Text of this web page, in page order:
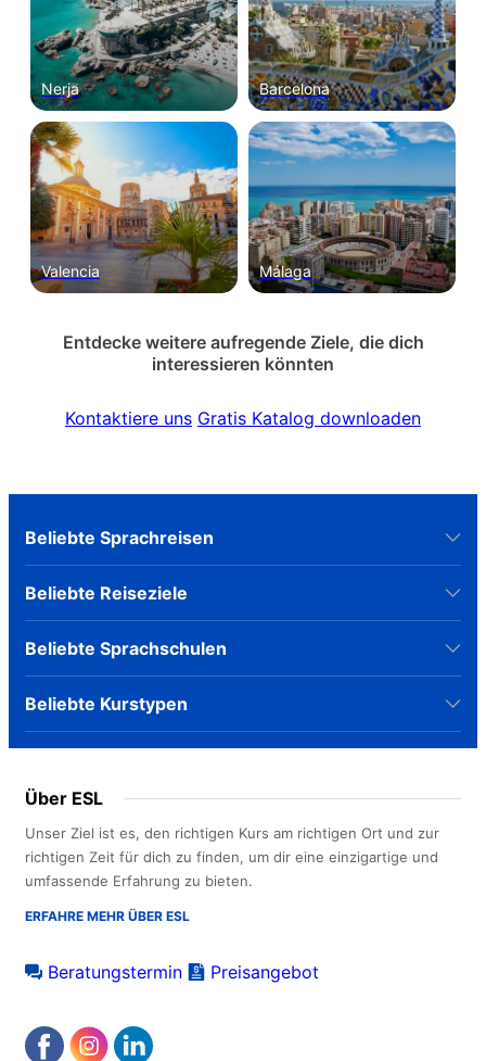
Nerja Barcelona
Valencia Málaga
Entdecke weitere aufregende Ziele, die dich
interessieren könnten
Kontaktiere uns Gratis Katalog downloaden
Beliebte Sprachreisen
Beliebte Reiseziele
Beliebte Sprachschulen
Beliebte Kurstypen
Über ESL
Unser Ziel ist es, den richtigen Kurs am richtigen Ort und zur
richtigen Zeit für dich zu finden, um dir eine einzigartige und
umfassende Erfahrung zu bieten.
ERFAHRE MEHR ÜBER ESL
Beratungstermin Preisangebot